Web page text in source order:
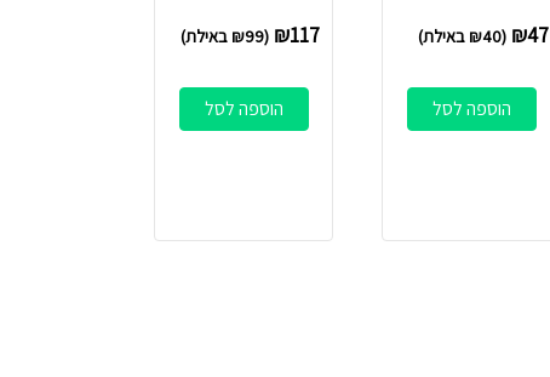
₪47
(
₪40 באילת)
הוספה לסל
₪117
(
₪99 באילת)
הוספה לסל